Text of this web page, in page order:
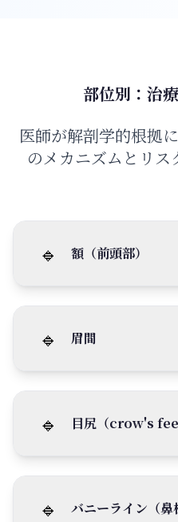
部位別：治
医師が解剖学的根拠
のメカニズムとリ
🔹 額（前頭部）
🔹 眉間
🔹 目尻（crow's
🔹 バニーライン（鼻